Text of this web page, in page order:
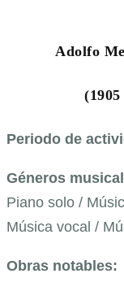
Adolfo
Periodo de
Géneros
Piano solo /
Música vocal /
Obras notables: